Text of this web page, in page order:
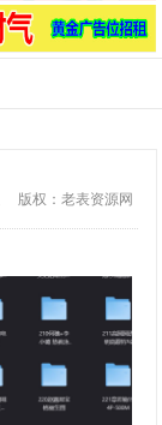
版权：老表资源网